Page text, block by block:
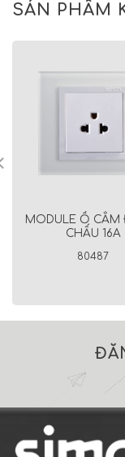
SẢN PHẨM
MODULE Ổ CẮM
CHẤU 16A
80487